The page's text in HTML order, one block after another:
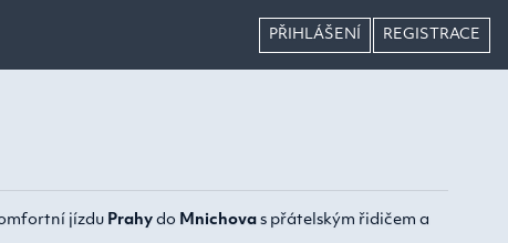
PŘIHLÁŠENÍ REGISTRACE
jízdu Prahydo Mnichovas přátelským řidičem a